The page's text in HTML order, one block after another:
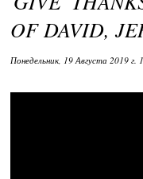
OF DAVID,
Понедельник, 19 Августа 2019 г.